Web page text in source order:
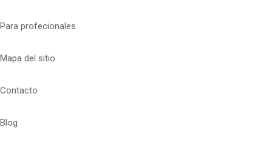
Para profecionales
Mapa del sitio
Contacto
Blog